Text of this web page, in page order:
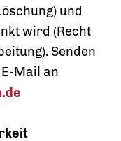
und
wird (Recht
Senden
Mail an